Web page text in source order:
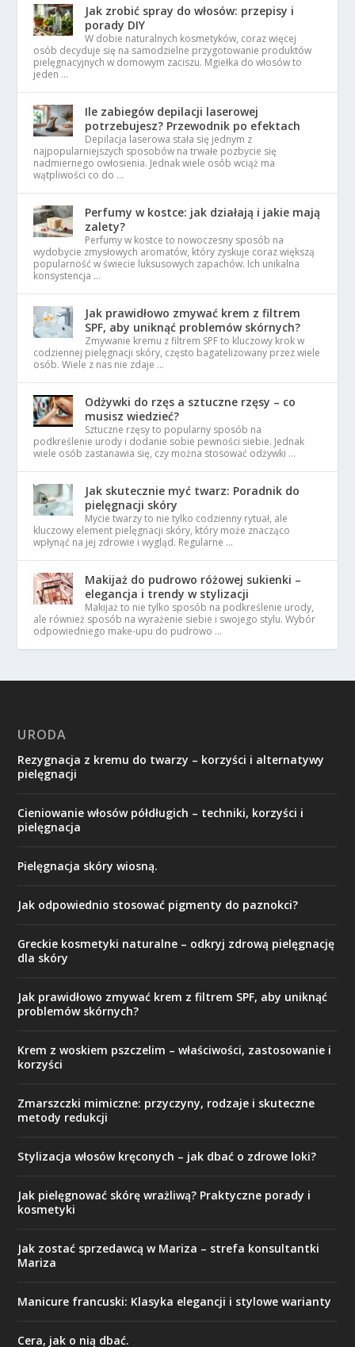
Jak zrobić spray do włosów: przepisy i
porady DIY
W dobie naturalnych kosmetyków, coraz więcej
osób decyduje się na samodzielne przygotowanie produktów
pielęgnacyjnych w domowym zaciszu. Mgiełka do włosów to
jeden …
Ile zabiegów depilacji laserowej
potrzebujesz? Przewodnik po efektach
Depilacja laserowa stała się jednym z
najpopularniejszych sposobów na trwałe pozbycie się
nadmiernego owłosienia. Jednak wiele osób wciąż ma
wątpliwości co do …
Perfumy w kostce: jak działają i jakie mają
zalety?
Perfumy w kostce to nowoczesny sposób na
wydobycie zmysłowych aromatów, który zyskuje coraz większą
popularność w świecie luksusowych zapachów. Ich unikalna
konsystencja …
Jak prawidłowo zmywać krem z filtrem
SPF, aby uniknąć problemów skórnych?
Zmywanie kremu z filtrem SPF to kluczowy krok w
codziennej pielęgnacji skóry, często bagatelizowany przez wiele
osób. Wiele z nas nie zdaje …
Odżywki do rzęs a sztuczne rzęsy – co
musisz wiedzieć?
Sztuczne rzęsy to popularny sposób na
podkreślenie urody i dodanie sobie pewności siebie. Jednak
wiele osób zastanawia się, czy można stosować odżywki …
Jak skutecznie myć twarz: Poradnik do
pielęgnacji skóry
Mycie twarzy to nie tylko codzienny rytuał, ale
kluczowy element pielęgnacji skóry, który może znacząco
wpłynąć na jej zdrowie i wygląd. Regularne …
Makijaż do pudrowo różowej sukienki –
elegancja i trendy w stylizacji
Makijaż to nie tylko sposób na podkreślenie urody,
ale również sposób na wyrażenie siebie i swojego stylu. Wybór
odpowiedniego make-upu do pudrowo …
URODA
Rezygnacja z kremu do twarzy – korzyści i alternatywy
pielęgnacji
Cieniowanie włosów półdługich – techniki, korzyści i
pielęgnacja
Pielęgnacja skóry wiosną.
Jak odpowiednio stosować pigmenty do paznokci?
Greckie kosmetyki naturalne – odkryj zdrową pielęgnację
dla skóry
Jak prawidłowo zmywać krem z filtrem SPF, aby uniknąć
problemów skórnych?
Krem z woskiem pszczelim – właściwości, zastosowanie i
korzyści
Zmarszczki mimiczne: przyczyny, rodzaje i skuteczne
metody redukcji
Stylizacja włosów kręconych – jak dbać o zdrowe loki?
Jak pielęgnować skórę wrażliwą? Praktyczne porady i
kosmetyki
Jak zostać sprzedawcą w Mariza – strefa konsultantki
Mariza
Manicure francuski: Klasyka elegancji i stylowe warianty
Cera, jak o nią dbać.